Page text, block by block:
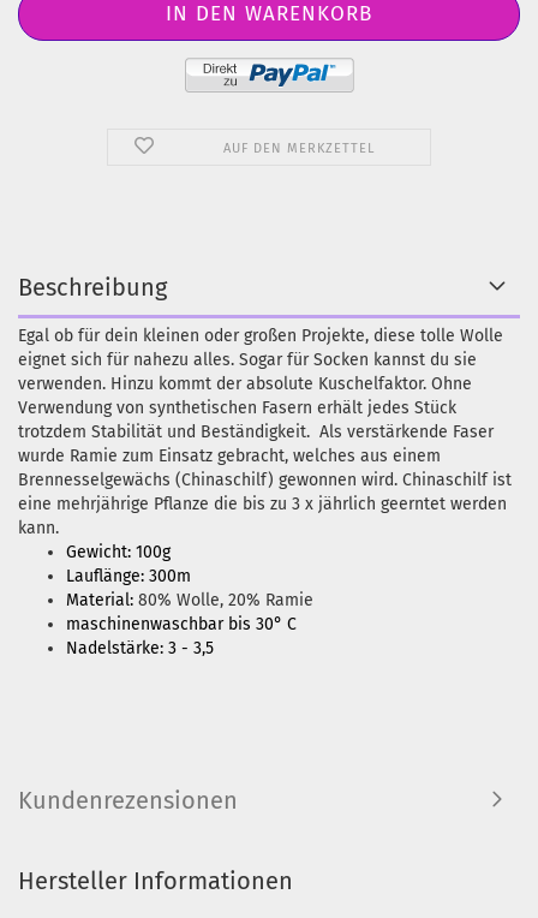
AUF DEN MERKZETTEL
Beschreibung
Egal ob für dein kleinen oder großen Projekte, diese tolle Wolle
eignet sich für nahezu alles. Sogar für Socken kannst du sie
verwenden. Hinzu kommt der absolute Kuschelfaktor. Ohne
Verwendung von synthetischen Fasern erhält jedes Stück
trotzdem Stabilität und Beständigkeit. Als verstärkende Faser
wurde Ramie zum Einsatz gebracht, welches aus einem
Brennesselgewächs (Chinaschilf) gewonnen wird. Chinaschilf ist
eine mehrjährige Pflanze die bis zu 3 x jährlich geerntet werden
kann.
Gewicht: 100g
Lauflänge: 300m
Material: 80% Wolle, 20% Ramie
maschinenwaschbar bis 30° C
Nadelstärke: 3 - 3,5
Kundenrezensionen
Hersteller Informationen